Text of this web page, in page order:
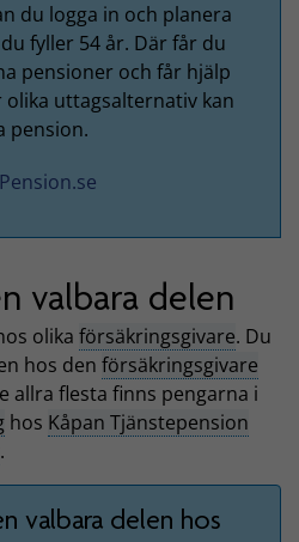
du logga in och planera
fyller 54 år. Där får du
pensioner och får hjälp
uttagsalternativ kan
pension.
valbara delen
olika försäkringsgivare. Du
hos den försäkringsgivare
allra flesta finns pengarna i
hos Kåpan Tjänstepension
.
valbara delen hos